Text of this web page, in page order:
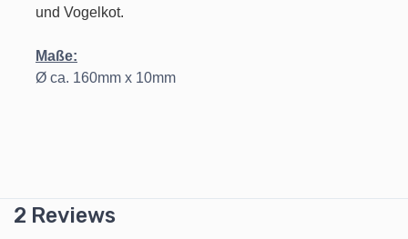
und Vogelkot.
Maße:
Ø ca. 160mm x 10mm
2 Reviews